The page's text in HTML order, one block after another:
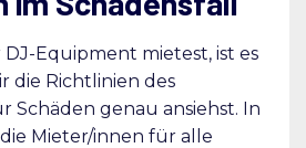
Equipment mietest, ist es
die Richtlinien des
Schäden genau ansiehst. In
Mieter/innen für alle